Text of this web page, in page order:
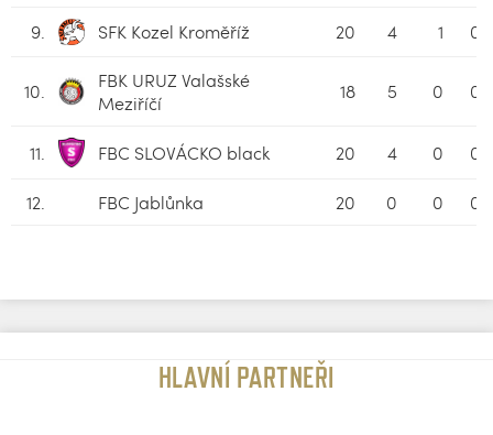
9. SFK Kozel Kroměříž 20 4 1 0
10.
FBK URUZ Valašské
Meziříčí
18 5 0 0
11. FBC SLOVÁCKO black 20 4 0 0
12. FBC Jablůnka 20 0 0 0
HLAVNÍ PARTNEŘI